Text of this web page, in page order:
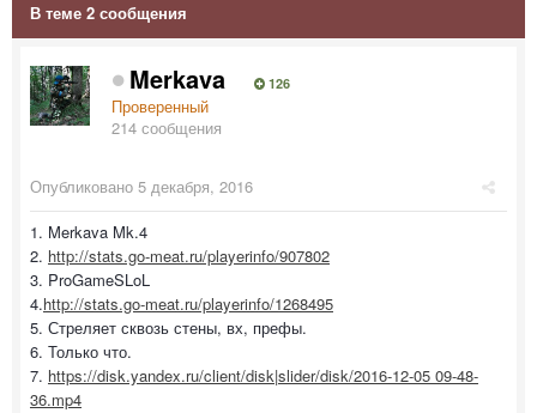
В теме 2 сообщения
Merkava 126
Проверенный
214 сообщения
Опубликовано 5 декабря, 2016
1. Merkava Mk.4
2. http://stats.go-meat.ru/playerinfo/907802
3. ProGameSLoL
4.http://stats.go-meat.ru/playerinfo/1268495
5. Стреляет сквозь стены, вх, префы.
6. Только что.
7. https://disk.yandex.ru/client/disk|slider/disk/2016-12-05 09-48-
36.mp4